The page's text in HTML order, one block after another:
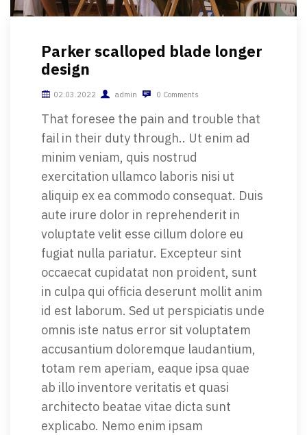
Parker scalloped blade longer
design
02.03.2022 admin 0 Comments
That foresee the pain and trouble that
fail in their duty through.. Ut enim ad
minim veniam, quis nostrud
exercitation ullamco laboris nisi ut
aliquip ex ea commodo consequat. Duis
aute irure dolor in reprehenderit in
voluptate velit esse cillum dolore eu
fugiat nulla pariatur. Excepteur sint
occaecat cupidatat non proident, sunt
in culpa qui officia deserunt mollit anim
id est laborum. Sed ut perspiciatis unde
omnis iste natus error sit voluptatem
accusantium doloremque laudantium,
totam rem aperiam, eaque ipsa quae
ab illo inventore veritatis et quasi
architecto beatae vitae dicta sunt
explicabo. Nemo enim ipsam